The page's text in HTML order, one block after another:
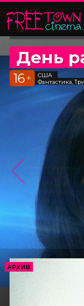
День
16 +
США
Фантастика,
АРХИВ